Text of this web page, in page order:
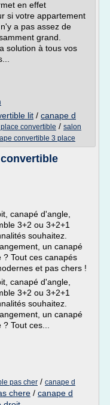
en effet
si votre appartement
a pas assez de
grand.
solution à tous vos
lit / canape d
convertible / salon
convertible 3 place
canapé d'angle,
3+2 ou 3+2+1
souhaitez.
un canapé
Tout ces canapés
et pas chers !
canapé d'angle,
3+2 ou 3+2+1
souhaitez.
un canapé
Tout ces...
pas cher / canape d
chere / canape d